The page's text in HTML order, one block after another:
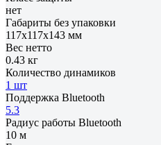
нет
Габариты без упаковки
117x117x143 мм
Вес нетто
0.43 кг
Количество динамиков
1 шт
Поддержка Bluetooth
5.3
Радиус работы Bluetooth
10 м